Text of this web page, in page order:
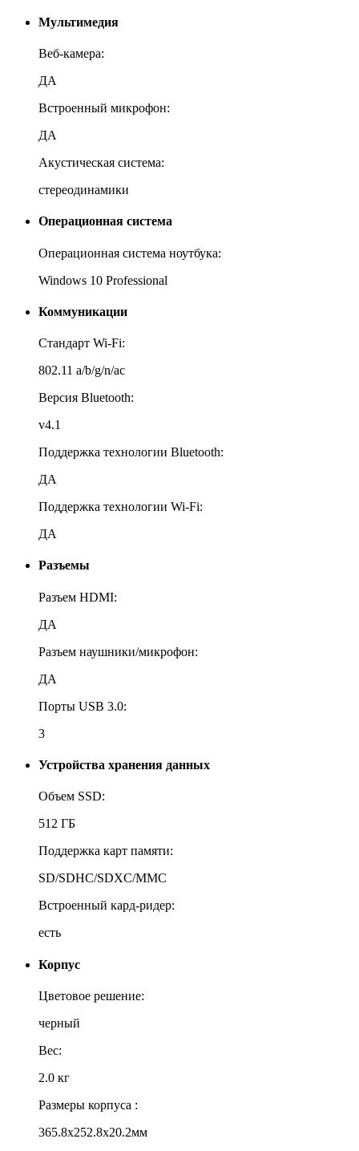
Мультимедия
Веб-камера:
ДА
Встроенный микрофон:
ДА
Акустическая система:
стереодинамики
Операционная система
Операционная система ноутбука:
Windows 10 Professional
Коммуникации
Стандарт Wi-Fi:
802.11 a/b/g/n/ac
Версия Bluetooth:
v4.1
Поддержка технологии Bluetooth:
ДА
Поддержка технологии Wi-Fi:
ДА
Разъемы
Разъем HDMI:
ДА
Разъем наушники/микрофон:
ДА
Порты USB 3.0:
3
Устройства хранения данных
Объем SSD:
512 ГБ
Поддержка карт памяти:
SD/SDHC/SDXC/MMC
Встроенный кард-ридер:
есть
Корпус
Цветовое решение:
черный
Вес:
2.0 кг
Размеры корпуса :
365.8x252.8x20.2мм